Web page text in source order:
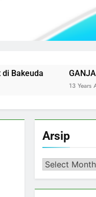
GANJAR
Arsip
Arsip